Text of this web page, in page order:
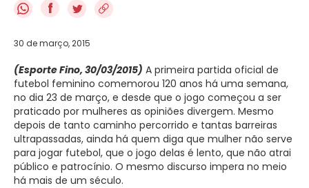
f
30 de março, 2015
(Esporte Fino, 30/03/2015) A primeira partida oficial de
futebol feminino comemorou 120 anos há uma semana,
no dia 23 de março, e desde que o jogo começou a ser
praticado por mulheres as opiniões divergem. Mesmo
depois de tanto caminho percorrido e tantas barreiras
ultrapassadas, ainda há quem diga que mulher não serve
para jogar futebol, que o jogo delas é lento, que não atrai
público e patrocínio. O mesmo discurso impera no meio
há mais de um século.